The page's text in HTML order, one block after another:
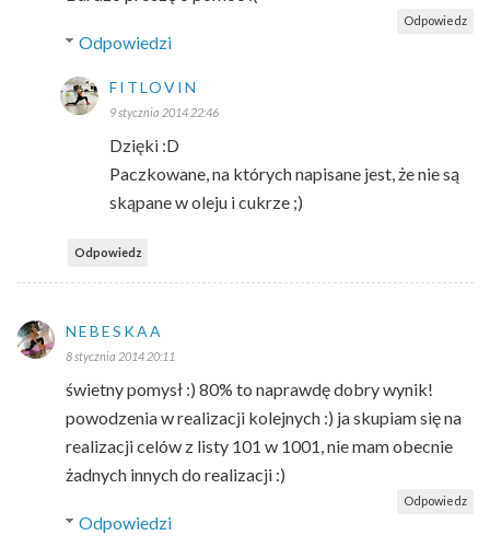
Odpowiedz
Odpowiedzi
FITLOVIN
9 stycznia 2014 22:46
Dzięki :D
Paczkowane, na których napisane jest, że nie są
skąpane w oleju i cukrze ;)
Odpowiedz
NEBESKAA
8 stycznia 2014 20:11
świetny pomysł :) 80% to naprawdę dobry wynik!
powodzenia w realizacji kolejnych :) ja skupiam się na
realizacji celów z listy 101 w 1001, nie mam obecnie
żadnych innych do realizacji :)
Odpowiedz
Odpowiedzi